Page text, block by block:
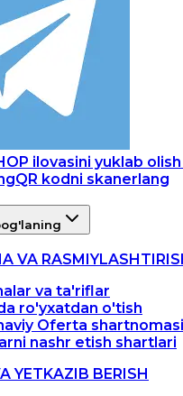
QR kodni skanerlang
VA
va ta'riflar
ro'yxatdan o'tish
Oferta
nashr etish shartlari
YETKAZIB BERISH